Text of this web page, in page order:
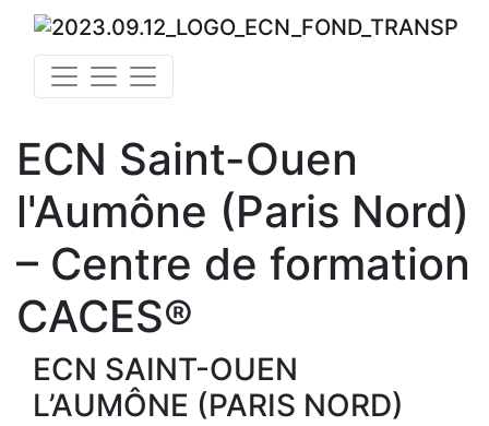
ECN Saint-Ouen
l'Aumône (Paris Nord)
– Centre de formation
CACES®
ECN SAINT-OUEN
L’AUMÔNE (PARIS NORD)